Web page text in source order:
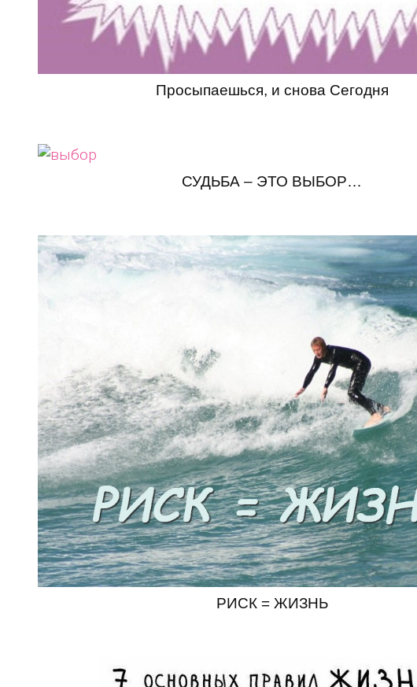
Просыпаешься, и снова Сегодня
СУДЬБА – ЭТО ВЫБОР…
РИСК = ЖИЗНЬ